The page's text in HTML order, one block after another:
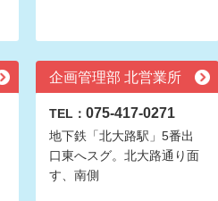
企画管理部 北営業所
TEL： 075-417-0271
地下鉄「北大路駅」5番出
口東へスグ。北大路通り面
す、南側